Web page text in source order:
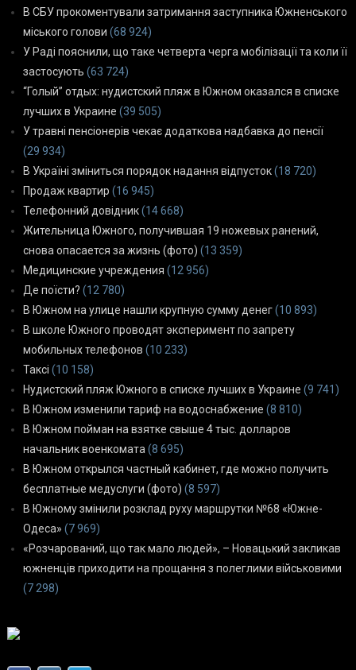
В СБУ прокоментували затримання заступника Южненського
міського голови (68 924)
У Раді пояснили, що таке четверта черга мобілізації та коли її
застосують (63 724)
“Голый” отдых: нудистский пляж в Южном оказался в списке
лучших в Украине (39 505)
У травні пенсіонерів чекає додаткова надбавка до пенсії
(29 934)
В Україні зміниться порядок надання відпусток(18 720)
Продаж квартир (16 945)
Телефонний довідник(14 668)
Жительница Южного, получившая 19 ножевых ранений,
снова опасается за жизнь (фото) (13 359)
Медицинские учреждения (12 956)
Де поїсти? (12 780)
В Южном на улице нашли крупную сумму денег(10 893)
В школе Южного проводят эксперимент по запрету
мобильных телефонов (10 233)
Таксі (10 158)
Нудистский пляж Южного в списке лучших в Украине (9 741)
В Южном изменили тариф на водоснабжение (8 810)
В Южном пойман на взятке свыше 4 тыс. долларов
начальник военкомата(8 695)
В Южном открылся частный кабинет, где можно получить
бесплатные медуслуги (фото) (8 597)
В Южному змінили розклад руху маршрутки №68 «Южне-
Одеса» (7 969)
«Розчарований, що так мало людей», – Новацький закликав
южненців приходити на прощання з полеглими військовими
(7 298)